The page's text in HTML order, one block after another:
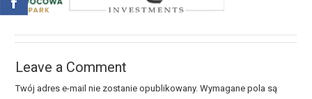
Leave a Comment
Twój adres e-mail nie zostanie opublikowany. Wymagane pola są